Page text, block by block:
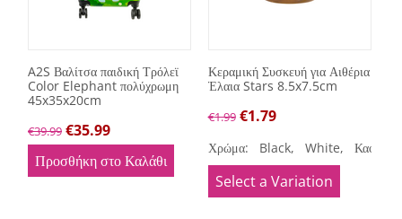
A2S Βαλίτσα παιδική Τρόλεϊ
Color Elephant πολύχρωμη
45x35x20cm
€39.99 €35.99
Προσθήκη στο Καλάθι
Κεραμική Συσκευή για Αιθέρια
Έλαια Stars 8.5x7.5cm
€1.99 €1.79
Χρώμα: Black, White, Καφέ,
Select a Variation